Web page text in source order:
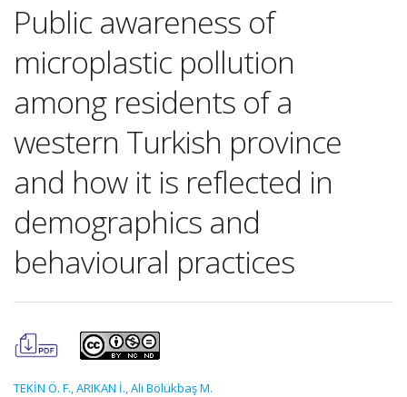
Public awareness of
microplastic pollution
among residents of a
western Turkish province
and how it is reflected in
demographics and
behavioural practices
TEKİN Ö. F.,ARIKAN İ.,Ali Bölükbaş M.